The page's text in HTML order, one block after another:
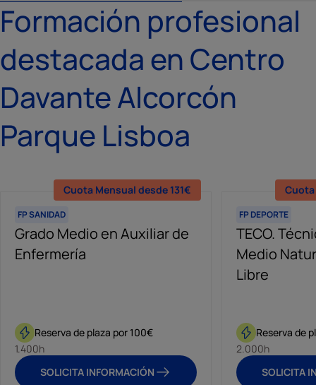
Formación profesional
destacada en Centro
Davante Alcorcón
Parque Lisboa
Cuota Mensual desde 131€
FP SANIDAD
Grado Medio en Auxiliar de
Enfermería
Reserva de plaza por 100€
1.400h
SOLICITA INFORMACIÓN
Cuota
FP DEPORTE
TECO.
Medio
Libre
Reserva de
2.000h
SOLICITA